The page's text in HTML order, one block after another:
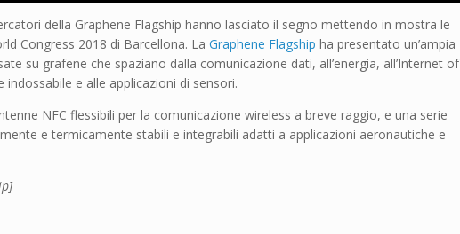
della Graphene Flagship hanno lasciato il segno mettendo in mostra le
Congress 2018 di Barcellona. La Graphene Flagship ha presentato un’ampia
su grafene che spaziano dalla comunicazione dati, all’energia, all’Internet of
e alle applicazioni di sensori.
NFC flessibili per la comunicazione wireless a breve raggio, e una serie
e termicamente stabili e integrabili adatti a applicazioni aeronautiche e